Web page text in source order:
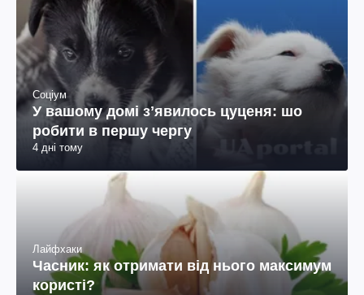
Соціум
У вашому домі зʼявилось цуценя: шо
робити в першу чергу
4 дні тому
Лайфхаки
Часник: як отримати від нього максимум
користі?